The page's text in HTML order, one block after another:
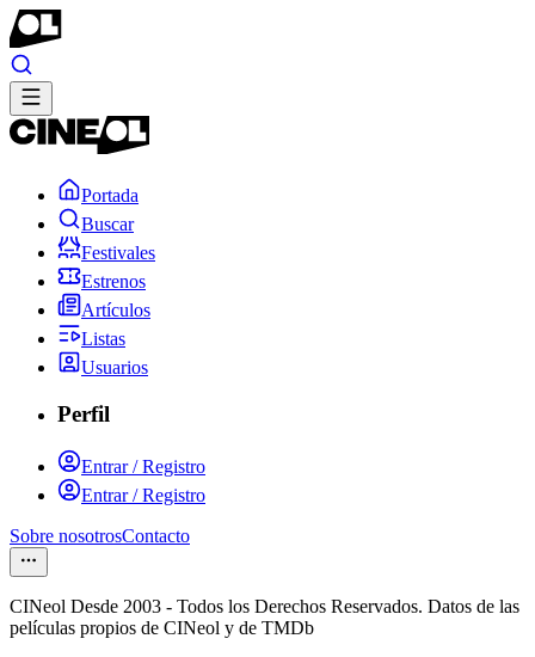
Portada
Buscar
Festivales
Estrenos
Artículos
Listas
Usuarios
Perfil
Entrar / Registro
Entrar / Registro
Sobre nosotrosContacto
CINeol Desde 2003 - Todos los Derechos Reservados. Datos de las
películas propios de CINeol y de TMDb